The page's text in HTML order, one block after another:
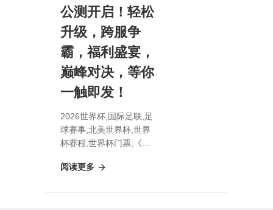
公测开启！轻松
升级，跨服争
霸，福利盛宴，
巅峰对决，等你
一触即发！
2026世界杯,国际足联,足
球赛事,北美世界杯,世界
杯赛程,世界杯门票,《战
撼公测开启！轻松升级，
阅读更多